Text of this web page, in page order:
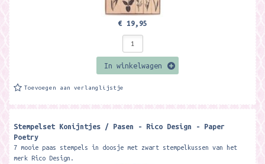
€ 19,95
In winkelwagen
Toevoegen aan verlanglijstje
Stempelset Konijntjes / Pasen - Rico Design - Paper
Poetry
7 mooie paas stempels in doosje met zwart stempelkussen van het
merk Rico Design.